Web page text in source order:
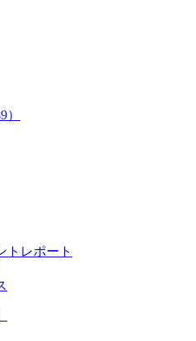
トレポート